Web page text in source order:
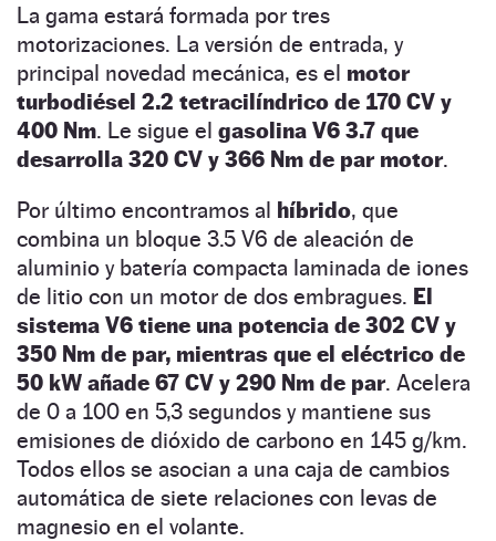
La gama estará formada por tres
motorizaciones. La versión de entrada, y
principal novedad mecánica, es el motor
turbodiésel 2.2 tetracilíndrico de 170 CV y
400 Nm. Le sigue el gasolina V6 3.7 que
desarrolla 320 CV y 366 Nm de par motor.
Por último encontramos al híbrido, que
combina un bloque 3.5 V6 de aleación de
aluminio y batería compacta laminada de iones
de litio con un motor de dos embragues. El
sistema V6 tiene una potencia de 302 CV y
350 Nm de par, mientras que el eléctrico de
50 kW añade 67 CV y 290 Nm de par. Acelera
de 0 a 100 en 5,3 segundos y mantiene sus
emisiones de dióxido de carbono en 145 g/km.
Todos ellos se asocian a una caja de cambios
automática de siete relaciones con levas de
magnesio en el volante.